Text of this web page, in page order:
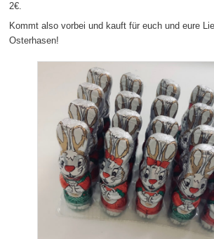
2€.
Kommt also vorbei und kauft für euch und eure
Osterhasen!